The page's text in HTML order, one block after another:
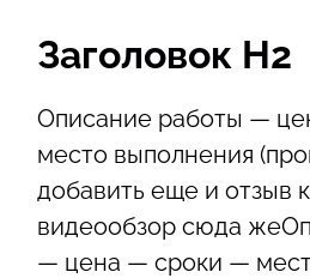
Заголовок Н2
Описание работы —
место выполнения
добавить еще и отзыв
видеообзор сюда
— цена — сроки —